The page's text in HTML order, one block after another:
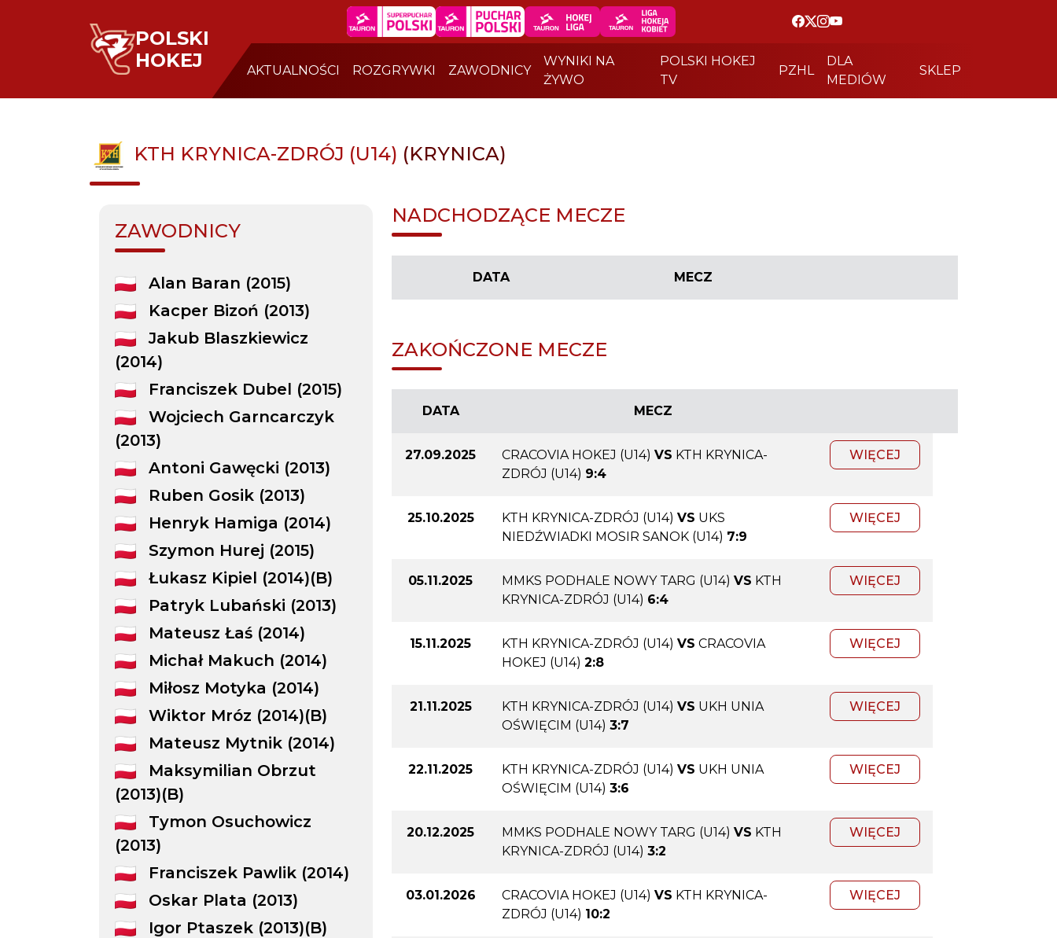
POLSKI
HOKEJ
AKTUALNOŚCI ROZGRYWKI ZAWODNICY
WYNIKI NA
ŻYWO
POLSKI HOKEJ
TV
PZHL
DLA
MEDIÓW
SKLEP
KTH KRYNICA-ZDRÓJ (U14) (KRYNICA)
ZAWODNICY
Alan Baran (2015)
Kacper Bizoń (2013)
Jakub Blaszkiewicz
(2014)
Franciszek Dubel (2015)
Wojciech Garncarczyk
(2013)
Antoni Gawęcki (2013)
Ruben Gosik (2013)
Henryk Hamiga (2014)
Szymon Hurej (2015)
Łukasz Kipiel (2014)(B)
Patryk Lubański (2013)
Mateusz Łaś (2014)
Michał Makuch (2014)
Miłosz Motyka (2014)
Wiktor Mróz (2014)(B)
Mateusz Mytnik (2014)
Maksymilian Obrzut
(2013)(B)
Tymon Osuchowicz
(2013)
Franciszek Pawlik (2014)
Oskar Plata (2013)
Igor Ptaszek (2013)(B)
NADCHODZĄCE MECZE
DATA MECZ
ZAKOŃCZONE MECZE
DATA MECZ
27.09.2025 CRACOVIA HOKEJ (U14) VS KTH KRYNICA-
ZDRÓJ (U14) 9:4
WIĘCEJ
25.10.2025 KTH KRYNICA-ZDRÓJ (U14) VS UKS
NIEDŹWIADKI MOSIR SANOK (U14) 7:9
WIĘCEJ
05.11.2025 MMKS PODHALE NOWY TARG (U14) VS KTH
KRYNICA-ZDRÓJ (U14) 6:4
WIĘCEJ
15.11.2025 KTH KRYNICA-ZDRÓJ (U14) VS CRACOVIA
HOKEJ (U14) 2:8
WIĘCEJ
21.11.2025 KTH KRYNICA-ZDRÓJ (U14) VS UKH UNIA
OŚWIĘCIM (U14) 3:7
WIĘCEJ
22.11.2025 KTH KRYNICA-ZDRÓJ (U14) VS UKH UNIA
OŚWIĘCIM (U14) 3:6
WIĘCEJ
20.12.2025 MMKS PODHALE NOWY TARG (U14) VS KTH
KRYNICA-ZDRÓJ (U14) 3:2
WIĘCEJ
03.01.2026 CRACOVIA HOKEJ (U14) VS KTH KRYNICA-
ZDRÓJ (U14) 10:2
WIĘCEJ